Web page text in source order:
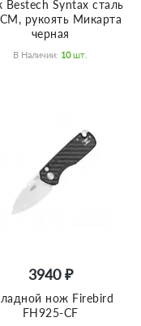
Syntax сталь
рукоять Микарта
черная
В Наличии: 10 Шт.
3940 ₽
нож Firebird
FH925-CF